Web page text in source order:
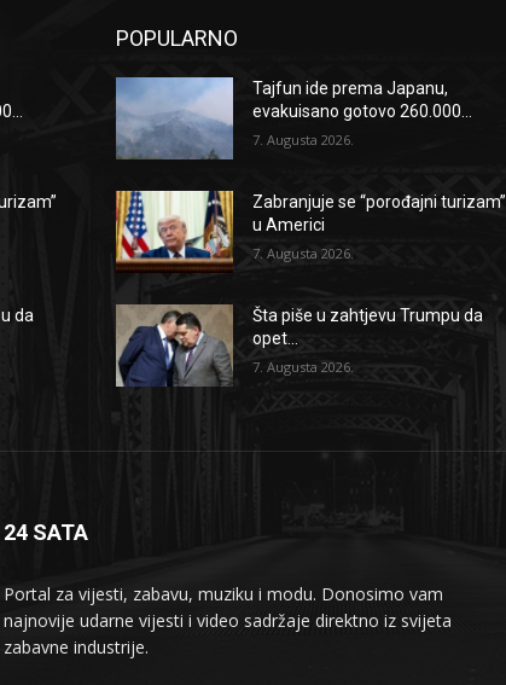
da
POPULARNO
Tajfun ide prema Japanu,
evakuisano gotovo 260.000...
7. Augusta 2026.
Zabranjuje se “porođajni turizam”
u Americi
7. Augusta 2026.
Šta piše u zahtjevu Trumpu da
opet...
7. Augusta 2026.
24 SATA
Portal za vijesti, zabavu, muziku i modu. Donosimo vam
najnovije udarne vijesti i video sadržaje direktno iz svijeta
zabavne industrije.